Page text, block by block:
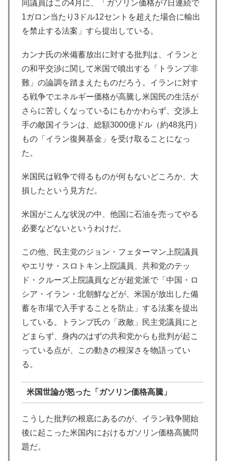
同議員はこの4月に、「ガソリン価格が7日連続で
1ガロン当たり3ドル12セントを超えた場合に輸出
を禁止する法案」すら提出している。
カンナ氏の米備蓄放出に対する批判は、イランと
の和平交渉に関して米国で噴出する「トランプ非
難」の論調を踏まえたものだろう。イランに対す
る戦争でエネルギー価格が高騰し米国民の生活が
さらに苦しくなっているにもかかわらず、交渉上
手の敵国イランは、総額3000億ドル（約48兆円）
もの「イラン復興基金」を受け取ることになっ
た。
米国民は戦争で得るものが何もないどころか、大
損したという見方だ。
米国がこんな状況の中、他国に石油を売ってやる
必要などないというわけだ。
この他、民主党のジョン・フェターマン上院議員
やエリサ・スロトキン上院議員、共和党のテッ
ド・クルーズ上院議員などが超党派で「中国・ロ
シア・イラン・北朝鮮などが、米国が放出した備
蓄を市場で入手することを防止」する法案を提出
している。トランプ氏の「政敵」民主党議員にと
どまらず、身内のはずの共和党からも批判が起こ
っている点が、この動きの根深さを物語ってい
る。
米国世論が怒った「ガソリン価格高騰」
こうした批判の根底にあるのが、イラン戦争開始
後に起こった米国内におけるガソリン価格高騰問
題だ。